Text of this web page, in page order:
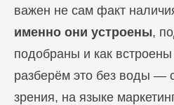
важен не сам факт
именно они устроены,
подобраны и как
разберём это без воды —
зрения, на языке